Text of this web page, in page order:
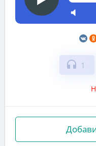
headphones 1